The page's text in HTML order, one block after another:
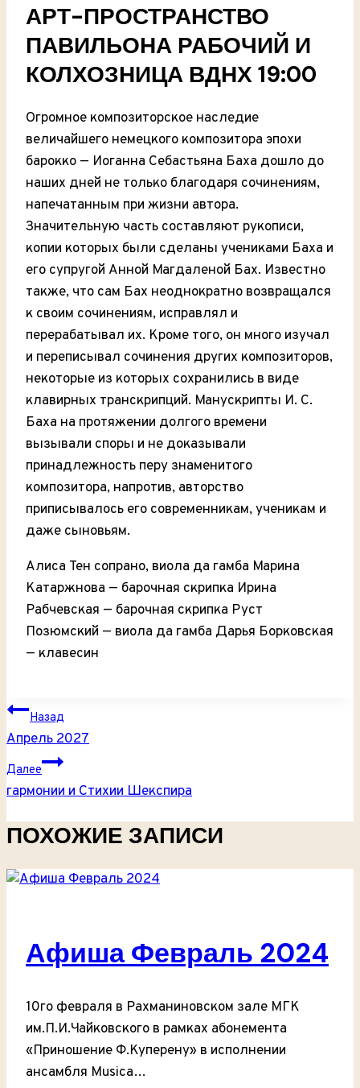
АРТ-ПРОСТРАНСТВО
ПАВИЛЬОНА РАБОЧИЙ И
КОЛХОЗНИЦА ВДНХ 19:00
Огромное композиторское наследие
величайшего немецкого композитора эпохи
барокко — Иоганна Себастьяна Баха дошло до
наших дней не только благодаря сочинениям,
напечатанным при жизни автора.
Значительную часть составляют рукописи,
копии которых были сделаны учениками Баха и
его супругой Анной Магдаленой Бах. Известно
также, что сам Бах неоднократно возвращался
к своим сочинениям, исправлял и
перерабатывал их. Кроме того, он много изучал
и переписывал сочинения других композиторов,
некоторые из которых сохранились в виде
клавирных транскрипций. Манускрипты И. С.
Баха на протяжении долгого времени
вызывали споры и не доказывали
принадлежность перу знаменитого
композитора, напротив, авторство
приписывалось его современникам, ученикам и
даже сыновьям.
Алиса Тен сопрано, виола да гамба Марина
Катаржнова — барочная скрипка Ирина
Рабчевская — барочная скрипка Руст
Позюмский — виола да гамба Дарья Борковская
— клавесин
НАВИГАЦИЯ
ПО
ЗАПИСЯМ
Назад
Апрель 2027
Далее
гармонии и Стихии Шекспира
ПОХОЖИЕ ЗАПИСИ
Афиша Февраль 2024
10го февраля в Рахманиновском зале МГК
им.П.И.Чайковского в рамках абонемента
«Приношение Ф.Куперену» в исполнении
ансамбля Musica…